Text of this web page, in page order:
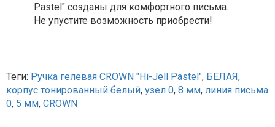
Pastel" созданы для комфортного письма.
Не упустите возможность приобрести!
Теги: Ручка гелевая CROWN "Hi-Jell Pastel", БЕЛАЯ,
корпус тонированный белый, узел 0, 8 мм, линия письма
0, 5 мм, CROWN